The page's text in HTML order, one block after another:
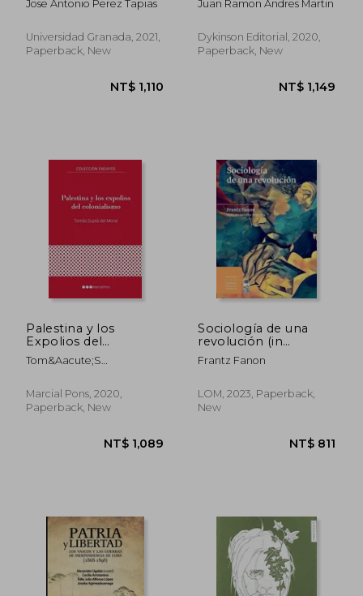
Spanish)
Jose Antonio Perez Tapias
Universidad Granada, 2021,
Paperback, New
NT$ 1,110
Mexico (in Spanish)
Juan Ramon Andres Martin
Dykinson Editorial, 2020,
Paperback, New
NT$
Palestina y los
Expolios del
Colonialismo (in
Spanish)
Tom&Aacute;S
Marcial Pons, 2020,
Paperback, New
Sociología de una
revolución (in
Spanish)
Frantz Fanon
LOM, 2023, Paperback,
New